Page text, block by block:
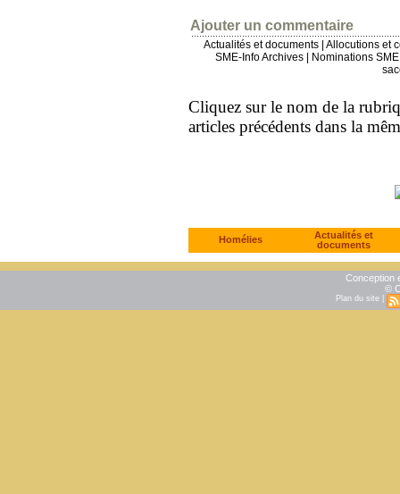
Ajouter un commentaire
Actualités et documents
Allocutions et
SME-Info Archives
Nominations
Cliquez sur le nom de la
articles précédents dans la
Homélies
Actualités et
documents
Conception
©
Plan du site